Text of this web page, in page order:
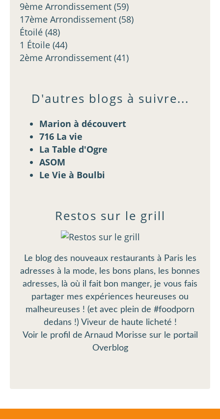
9ème Arrondissement (59)
17ème Arrondissement (58)
Étoilé (48)
1 Étoile (44)
2ème Arrondissement (41)
Restos sur le grill
Le blog des nouveaux restaurants à Paris les
adresses à la mode, les bons plans, les bonnes
adresses, là où il fait bon manger, je vous fais
partager mes expériences heureuses ou
malheureuses ! (et avec plein de #foodporn
dedans !) Viveur de haute licheté !
Voir le profil de Arnaud Morisse sur le portail
Overblog
D'autres blogs à suivre...
Marion à découvert
716 La vie
La Table d'Ogre
ASOM
Le Vie à Boulbi